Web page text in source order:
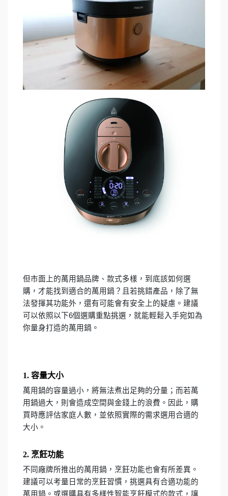
但市面上的萬用鍋品牌、款式多樣，到底該如何選
購，才能找到適合的萬用鍋？且若挑錯產品，除了無
法發揮其功能外，還有可能會有安全上的疑慮。建議
可以依照以下6個選購重點挑選，就能輕鬆入手宛如為
你量身打造的萬用鍋。
1. 容量大小
萬用鍋的容量過小，將無法煮出足夠的分量；而若萬
用鍋過大，則會造成空間與金錢上的浪費。因此，購
買時應評估家庭人數，並依照實際的需求選用合適的
大小。
2. 烹飪功能
不同廠牌所推出的萬用鍋，烹飪功能也會有所差異。
建議可以考量日常的烹飪習慣，挑選具有合適功能的
萬用鍋。或選購具有多樣性智能烹飪模式的款式，讓